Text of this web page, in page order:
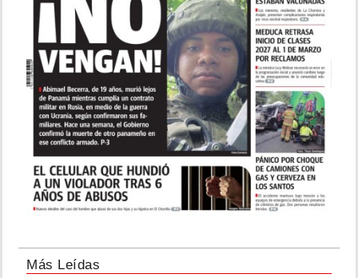
las
influencers
06,
2026
Perez
Hilton,
trasladado
a
un
tras
inquietante
Más Leídas